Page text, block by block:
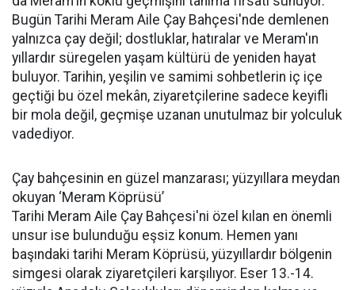
Bugün Tarihi Meram Aile Çay Bahçesi'nde demlenen
yalnızca çay değil; dostluklar, hatıralar ve Meram'ın
yıllardır süregelen yaşam kültürü de yeniden hayat
buluyor. Tarihin, yeşilin ve samimi sohbetlerin iç içe
geçtiği bu özel mekân, ziyaretçilerine sadece keyifli
bir mola değil, geçmişe uzanan unutulmaz bir yolculuk
vadediyor.
Çay bahçesinin en güzel manzarası; yüzyıllara meydan
okuyan ‘Meram Köprüsü’
Tarihi Meram Aile Çay Bahçesi'ni özel kılan en önemli
unsur ise bulunduğu eşsiz konum. Hemen yanı
başındaki tarihi Meram Köprüsü, yüzyıllardır bölgenin
simgesi olarak ziyaretçileri karşılıyor. Eser 13.-14.